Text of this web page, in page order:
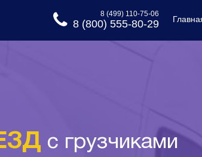
8 (499) 110-75-06
8 (800) 555-80-29
с грузчиками